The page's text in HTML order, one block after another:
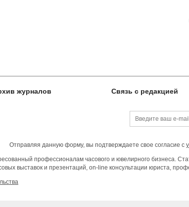
журналов Связь с редакцией
Отправляя данную форму, вы подтверждаете свое согласие с
профессионалам часового и ювелирного бизнеса.
выставок и презентаций, on-line консультации юриста,